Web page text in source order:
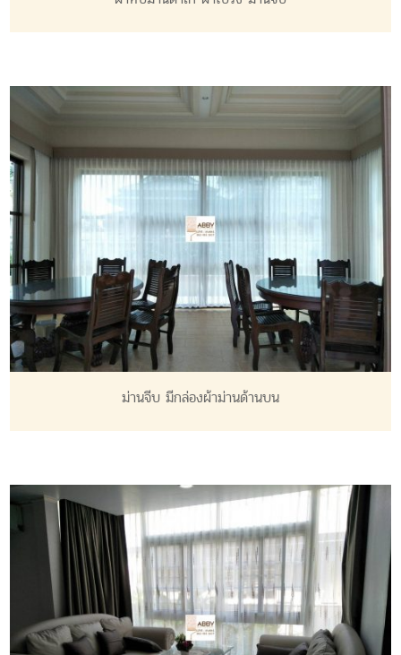
ม่านจีบ มีกล่องผ้าม่านด้านบน